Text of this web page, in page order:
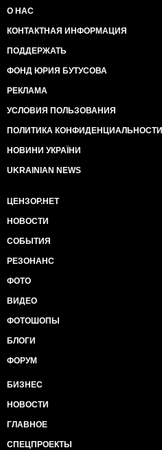
О НАС
КОНТАКТНАЯ ИНФОРМАЦИЯ
ПОДДЕРЖАТЬ
ФОНД ЮРИЯ БУТУСОВА
РЕКЛАМА
УСЛОВИЯ ПОЛЬЗОВАНИЯ
ПОЛИТИКА КОНФИДЕНЦИАЛЬНОСТИ
НОВИНИ УКРАЇНИ
UKRAINIAN NEWS
ЦЕНЗОР.НЕТ
НОВОСТИ
СОБЫТИЯ
РЕЗОНАНС
ФОТО
ВИДЕО
ФОТОШОПЫ
БЛОГИ
ФОРУМ
БИЗНЕС
НОВОСТИ
ГЛАВНОЕ
СПЕЦПРОЕКТЫ